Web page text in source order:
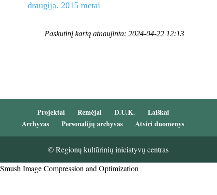
draugija. 2015 metai
Paskutinį kartą atnaujinta: 2024-04-22 12:13
Projektai Remėjai D.U.K.
Laiškai
Archyvas
Personalijų archyvas Atviri duomenys
© Regionų kultūrinių iniciatyvų centras
Smush Image Compression and Optimization